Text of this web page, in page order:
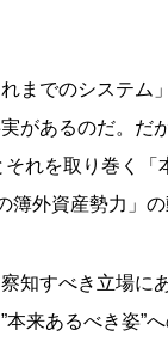
までのシステム
があるのだ。だ
れを取り巻く「
外資産勢力」の
知すべき立場に
来あるべき姿”